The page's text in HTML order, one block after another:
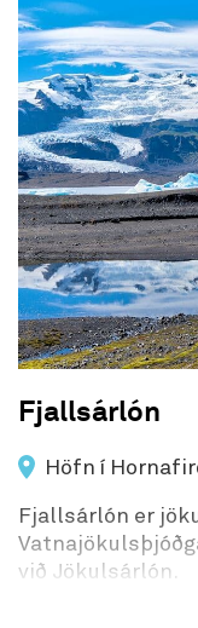
Upplýst leið:
Tímabil: Leið
að leið er ófær
GPS hnit upphaf:
GPS hnit endir:
Fjallsárlón
Höfn í
Fjallsárlón er
við Jökulsárlón.